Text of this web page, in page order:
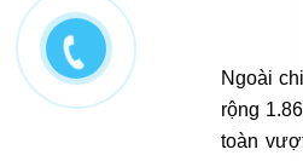
Ngoài
rộng
toàn